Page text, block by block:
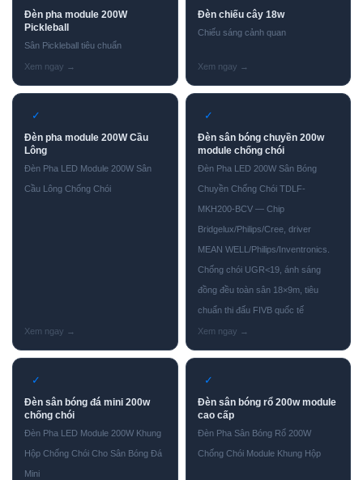
Đèn pha module 200W
Pickleball
Sân Pickleball tiêu chuẩn
Đèn chiếu cây 18w
Chiếu sáng cảnh quan
✓
Đèn pha module 200W Cầu
Lông
Đèn Pha LED Module 200W Sân
Cầu Lông Chống Chói
✓
Đèn sân bóng chuyền 200w
module chống chói
Đèn Pha LED 200W Sân Bóng
Chuyền Chống Chói TDLF-
MKH200-BCV — Chip
Bridgelux/Philips/Cree, driver
MEAN WELL/Philips/Inventronics.
Chống chói UGR<19, ánh sáng
đồng đều toàn sân 18×9m, tiêu
chuẩn thi đấu FIVB quốc tế
✓
Đèn sân bóng đá mini 200w
chống chói
Đèn Pha LED Module 200W Khung
Hộp Chống Chói Cho Sân Bóng Đá
Mini
✓
Đèn sân bóng rổ 200w module
cao cấp
Đèn Pha Sân Bóng Rổ 200W
Chống Chói Module Khung Hộp